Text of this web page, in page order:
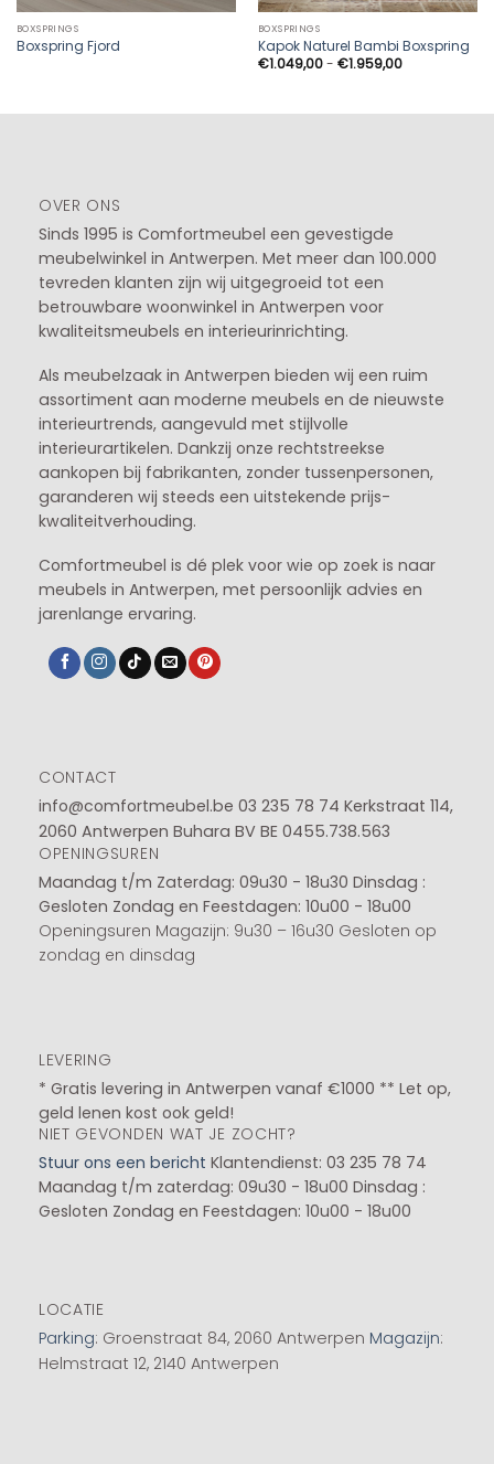
BOXSPRINGS
Boxspring Fjord
BOXSPRINGS
Kapok Naturel Bambi Boxspring
€1.049,00- €1.959,00Prijsklasse:
€1.049,00
OVER ONS
Sinds 1995 is Comfortmeubel een gevestigde
meubelwinkel in Antwerpen. Met meer dan 100.000
tevreden klanten zijn wij uitgegroeid tot een
betrouwbare woonwinkel in Antwerpen voor
kwaliteitsmeubels en interieurinrichting.
Als meubelzaak in Antwerpen bieden wij een ruim
assortiment aan moderne meubels en de nieuwste
interieurtrends, aangevuld met stijlvolle
interieurartikelen. Dankzij onze rechtstreekse
aankopen bij fabrikanten, zonder tussenpersonen,
garanderen wij steeds een uitstekende prijs-
kwaliteitverhouding.
Comfortmeubel is dé plek voor wie op zoek is naar
meubels in Antwerpen, met persoonlijk advies en
jarenlange ervaring.
CONTACT
info@comfortmeubel.be 03 235 78 74 Kerkstraat 114,
2060 Antwerpen Buhara BV BE 0455.738.563
OPENINGSUREN
Maandag t/m Zaterdag: 09u30 - 18u30 Dinsdag :
Gesloten Zondag en Feestdagen: 10u00 - 18u00
Openingsuren Magazijn: 9u30 – 16u30 Gesloten op
zondag en dinsdag
LEVERING
* Gratis levering in Antwerpen vanaf €1000 ** Let op,
geld lenen kost ook geld!
NIET GEVONDEN WAT JE ZOCHT?
Stuur ons een bericht Klantendienst: 03 235 78 74
Maandag t/m zaterdag: 09u30 - 18u00 Dinsdag :
Gesloten Zondag en Feestdagen: 10u00 - 18u00
LOCATIE
Parking: Groenstraat 84, 2060 Antwerpen Magazijn:
Helmstraat 12, 2140 Antwerpen